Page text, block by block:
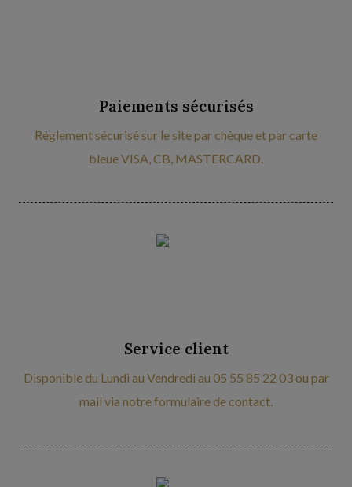
Paiements sécurisés
Réglement sécurisé sur le site par chèque et par carte
bleue VISA, CB, MASTERCARD.
Service client
Disponible du Lundi au Vendredi au 05 55 85 22 03 ou par
mail via notre formulaire de contact.